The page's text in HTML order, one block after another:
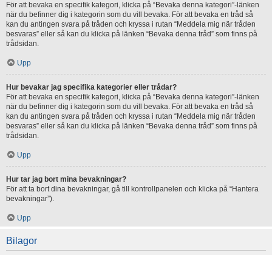
För att bevaka en specifik kategori, klicka på “Bevaka denna kategori”-länken
när du befinner dig i kategorin som du vill bevaka. För att bevaka en tråd så
kan du antingen svara på tråden och kryssa i rutan “Meddela mig när tråden
besvaras” eller så kan du klicka på länken “Bevaka denna tråd” som finns på
trådsidan.
Upp
Hur bevakar jag specifika kategorier eller trådar?
För att bevaka en specifik kategori, klicka på “Bevaka denna kategori”-länken
när du befinner dig i kategorin som du vill bevaka. För att bevaka en tråd så
kan du antingen svara på tråden och kryssa i rutan “Meddela mig när tråden
besvaras” eller så kan du klicka på länken “Bevaka denna tråd” som finns på
trådsidan.
Upp
Hur tar jag bort mina bevakningar?
För att ta bort dina bevakningar, gå till kontrollpanelen och klicka på “Hantera
bevakningar”).
Upp
Bilagor